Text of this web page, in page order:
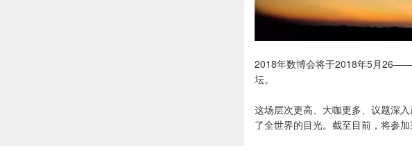
2018年数博会将于2018年5月
坛。
这场层次更高、大咖更多、议题深
了全世界的目光。截至目前，将参